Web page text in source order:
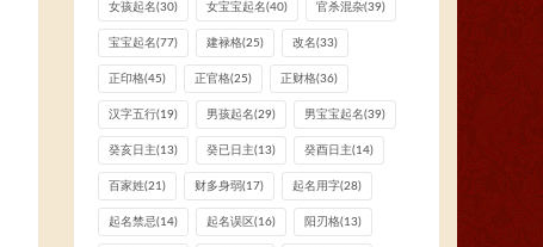
女孩起名(30) 女宝宝起名(40) 官杀混杂(39)
宝宝起名(77) 建禄格(25) 改名(33)
正印格(45) 正官格(25) 正财格(36)
汉字五行(19) 男孩起名(29) 男宝宝起名(39)
癸亥日主(13) 癸已日主(13) 癸酉日主(14)
百家姓(21) 财多身弱(17) 起名用字(28)
起名禁忌(14) 起名误区(16) 阳刃格(13)